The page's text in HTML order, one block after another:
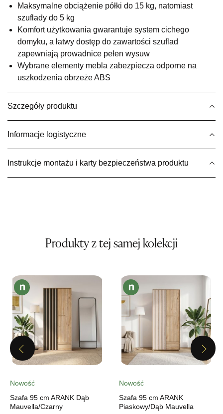
Godziny otwarcia
Pn-Pt: 09:00-17:00, Sb: 09:00-13:00
1 099,00 zł
Salon meblowy
UL.PLAC DĄBROWSKIEGO 3
76-200 SŁUPSK
Nr tel.606350240
Pn-Pt: 10:00-18:00, Sb: 10:00-15:00
1 099,00 zł
Salon meblowy
Nr tel.
Adres e-mail:meblostyl01@op.pl
Godziny otwarcia
Pn-Pt: 09:00-17:00, Sb: 09:00-14:00
1 099,00 zł
Wybierz
SALON MEBLOWY ORION
UL.KILIŃSZCZAKÓW 43
Maksymalne obciążenie półki do 15 kg, natomiast
szuflady do 5 kg
Komfort użytkowania gwarantuje system cichego
domyku, a łatwy dostęp do zawartości szuflad
zapewniają prowadnice pełen wysuw
Wybrane elementy mebla zabezpiecza odporne na
uszkodzenia obrzeże ABS
Szczegóły produktu
Informacje logistyczne
Instrukcje montażu i karty bezpieczeństwa produktu
Produkty z tej samej kolekcji
Previous
Nowość
Szafa 95 cm ARANK Dąb
Mauvella/Czarny
Nowość
Szafa 95 cm ARANK
Piaskowy/Dąb Mauvella
Next